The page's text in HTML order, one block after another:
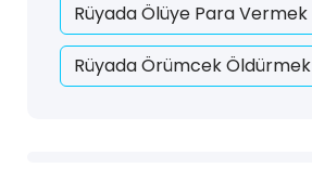
Rüyada Ölüye Para Vermek
Rüyada Örümcek Öldürmek